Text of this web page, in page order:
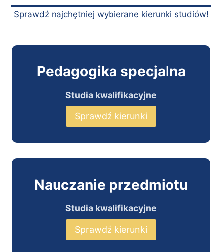
Sprawdź najchętniej wybierane kierunki studiów!
Pedagogika specjalna
Studia kwalifikacyjne
Sprawdź kierunki
Nauczanie przedmiotu
Studia kwalifikacyjne
Sprawdź kierunki